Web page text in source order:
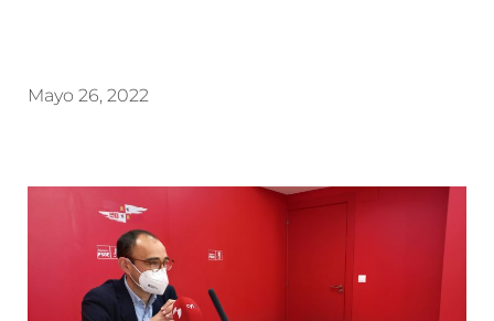
Mayo 26, 2022